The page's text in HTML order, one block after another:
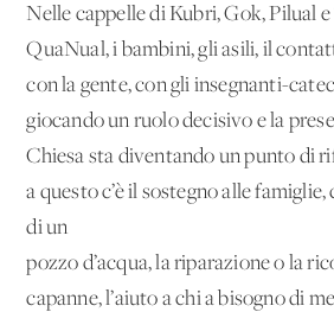
Nelle cappelle di Kubri, Gok, Pilual e
QuaNual, i bambini, gli asili, il
con la gente, con gli insegnanti-
giocando un ruolo decisivo e la
Chiesa sta diventando un punto di
a questo c’è il sostegno alle
di un
pozzo d’acqua, la riparazione o la
capanne, l’aiuto a chi a bisogno di